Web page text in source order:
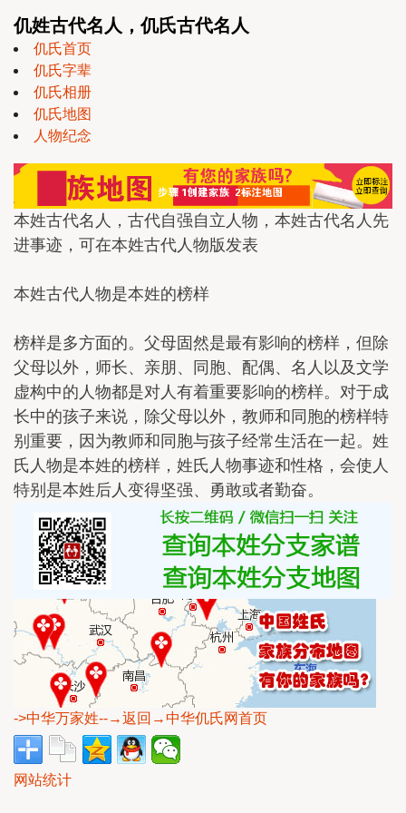
仉姓古代名人，仉氏古代名人
仉氏首页
仉氏字辈
仉氏相册
仉氏地图
人物纪念
本姓古代名人，古代自强自立人物，本姓古代名人先
进事迹，可在本姓古代人物版发表
本姓古代人物是本姓的榜样
榜样是多方面的。父母固然是最有影响的榜样，但除
父母以外，师长、亲朋、同胞、配偶、名人以及文学
虚构中的人物都是对人有着重要影响的榜样。对于成
长中的孩子来说，除父母以外，教师和同胞的榜样特
别重要，因为教师和同胞与孩子经常生活在一起。姓
氏人物是本姓的榜样，姓氏人物事迹和性格，会使人
特别是本姓后人变得坚强、勇敢或者勤奋。
->中华万家姓--→返回→中华仉氏网首页
网站统计